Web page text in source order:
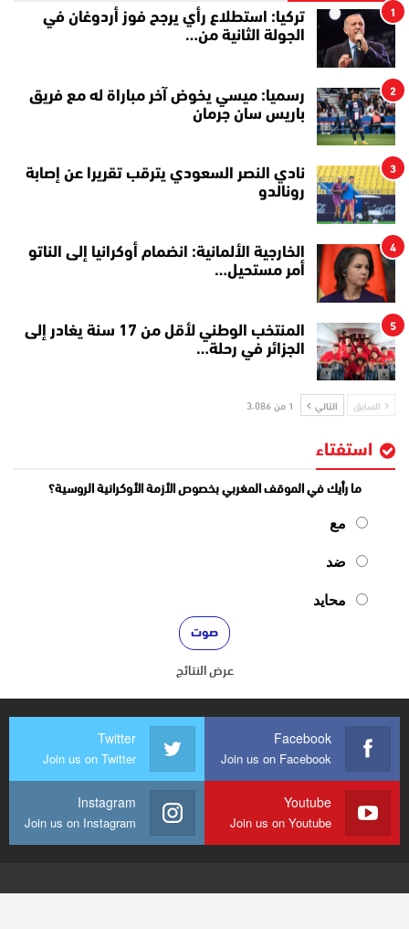
1
تركيا: استطلاع رأي يرجح فوز أردوغان في
الجولة الثانية من…
2
رسميا: ميسي يخوض آخر مباراة له مع فريق
باريس سان جرمان
3
نادي النصر السعودي يترقب تقريرا عن إصابة
رونالدو
4
الخارجية الألمانية: انضمام أوكرانيا إلى الناتو
أمر مستحيل…
5
المنتخب الوطني لأقل من 17 سنة يغادر إلى
الجزائر في رحلة…
السابق التالي 1 من 3٬086
استفتاء
ما رأيك في الموقف المغربي بخصوص الأزمة الأوكرانية الروسية؟
مع
ضد
محايد
عرض النتائج
Facebook
Join us on Facebook
Twitter
Join us on Twitter
Youtube
Join us on Youtube
Instagram
Join us on Instagram